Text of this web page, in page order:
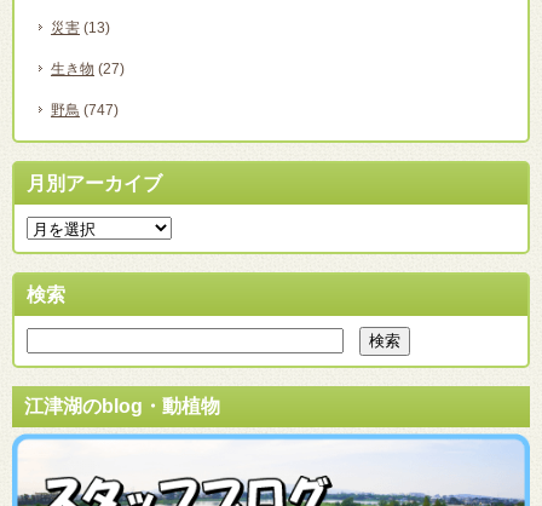
災害 (13)
生き物 (27)
野鳥 (747)
月別アーカイブ
検索
江津湖のblog・動植物